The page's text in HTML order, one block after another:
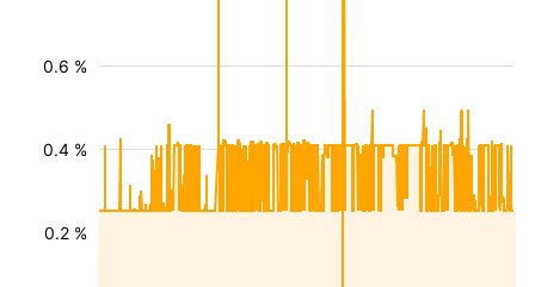
0.2 %
0.4 %
0.6 %